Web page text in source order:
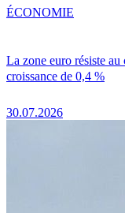
La zone euro résiste
croissance de 0,4 %
30.07.2026
ÉCONOMIE